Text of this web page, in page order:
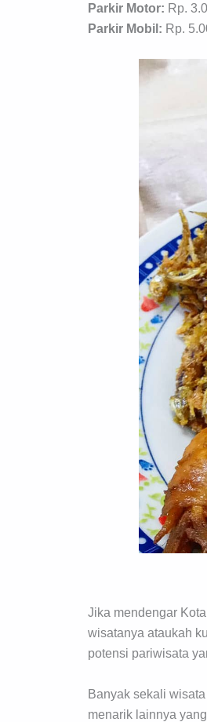
Parkir Motor: Rp.
Parkir Mobil: Rp.
Jika mendengar
wisatanya ataukah
potensi pariwisata
Banyak sekali
menarik lainnya